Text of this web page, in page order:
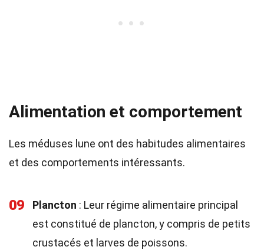
Alimentation et comportement
Les méduses lune ont des habitudes alimentaires
et des comportements intéressants.
09 Plancton : Leur régime alimentaire principal
est constitué de plancton, y compris de petits
crustacés et larves de poissons.